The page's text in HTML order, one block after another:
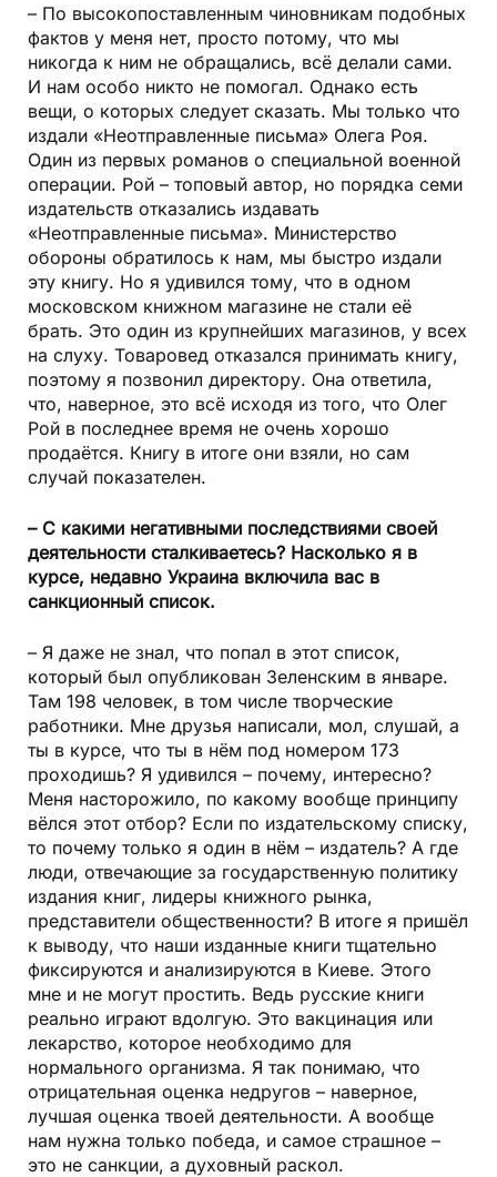
– По высокопоставленным чиновникам подобных
фактов у меня нет, просто потому, что мы
никогда к ним не обращались, всё делали сами.
И нам особо никто не помогал. Однако есть
вещи, о которых следует сказать. Мы только что
издали «Неотправленные письма» Олега Роя.
Один из первых романов о специальной военной
операции. Рой – топовый автор, но порядка семи
издательств отказались издавать
«Неотправленные письма». Министерство
обороны обратилось к нам, мы быстро издали
эту книгу. Но я удивился тому, что в одном
московском книжном магазине не стали её
брать. Это один из крупнейших магазинов, у всех
на слуху. Товаровед отказался принимать книгу,
поэтому я позвонил директору. Она ответила,
что, наверное, это всё исходя из того, что Олег
Рой в последнее время не очень хорошо
продаётся. Книгу в итоге они взяли, но сам
случай показателен.
– С какими негативными последствиями своей
деятельности сталкиваетесь? Насколько я в
курсе, недавно Украина включила вас в
санкционный список.
– Я даже не знал, что попал в этот список,
который был опубликован Зеленским в январе.
Там 198 человек, в том числе творческие
работники. Мне друзья написали, мол, слушай, а
ты в курсе, что ты в нём под номером 173
проходишь? Я удивился – почему, интересно?
Меня насторожило, по какому вообще принципу
вёлся этот отбор? Если по издательскому списку,
то почему только я один в нём – издатель? А где
люди, отвечающие за государственную политику
издания книг, лидеры книжного рынка,
представители общественности? В итоге я пришёл
к выводу, что наши изданные книги тщательно
фиксируются и анализируются в Киеве. Этого
мне и не могут простить. Ведь русские книги
реально играют вдолгую. Это вакцинация или
лекарство, которое необходимо для
нормального организма. Я так понимаю, что
отрицательная оценка недругов – наверное,
лучшая оценка твоей деятельности. А вообще
нам нужна только победа, и самое страшное –
это не санкции, а духовный раскол.